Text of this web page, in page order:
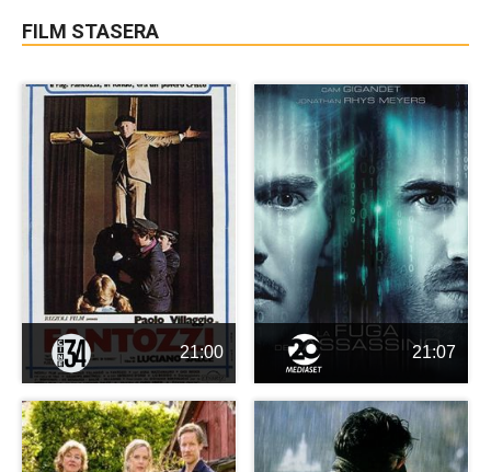
FILM STASERA
21:00 21:07